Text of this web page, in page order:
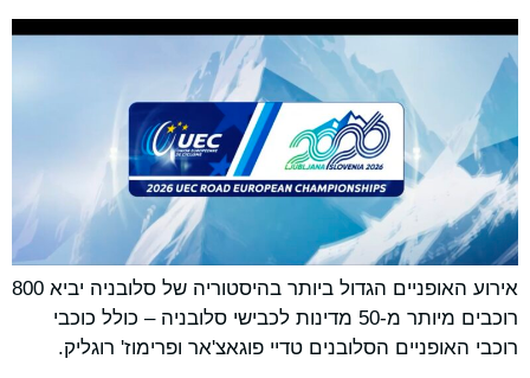
אירוע האופניים הגדול ביותר בהיסטוריה של סלובניה יביא 800
רוכבים מיותר מ-50 מדינות לכבישי סלובניה – כולל כוכבי
רוכבי האופניים הסלובנים טדיי פוגאצ'אר ופרימוז' רוגליק.